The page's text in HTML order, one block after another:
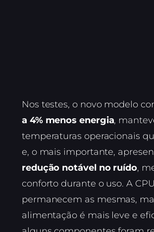
Nos testes, o novo modelo
a 4% menos energia,
temperaturas operacionais
e, o mais importante,
redução notável no ruído,
conforto durante o uso. A
permanecem as mesmas,
alimentação é mais leve e